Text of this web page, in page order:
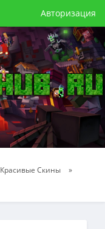
Авторизация
Красивые Скины
»